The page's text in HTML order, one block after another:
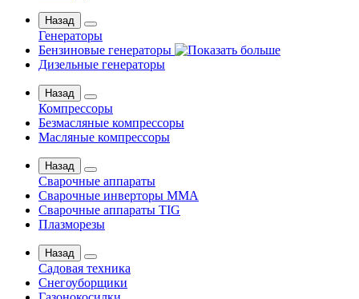
Назад
Генераторы
Бензиновые генераторы
Дизельные генераторы
Назад
Компрессоры
Безмасляные компрессоры
Масляные компрессоры
Назад
Сварочные аппараты
Сварочные инверторы MMA
Сварочные аппараты TIG
Плазморезы
Назад
Садовая техника
Снегоуборщики